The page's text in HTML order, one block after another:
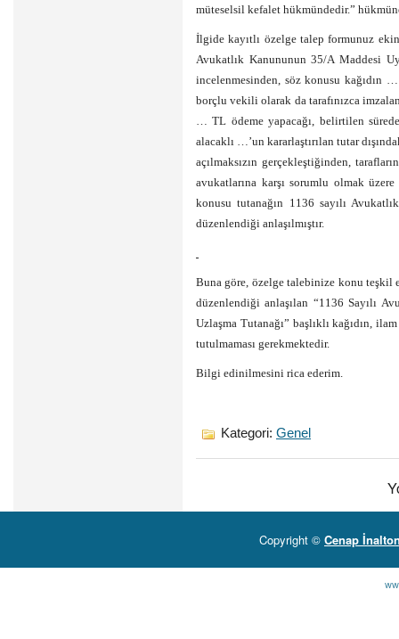
müteselsil kefalet hükmündedir.”
İlgide kayıtlı özelge talep formunuz
Avukatlık Kanununun 35/A Maddesi
incelenmesinden, söz konusu
borçlu vekili olarak da tarafınızca
… TL ödeme yapacağı, belirtilen
alacaklı …’un kararlaştırılan tutar
açılmaksızın gerçekleştiğinden,
avukatlarına karşı sorumlu olmak
konusu tutanağın 1136 sayılı
düzenlendiği anlaşılmıştır.
Buna göre, özelge talebinize konu teşkil
düzenlendiği anlaşılan “1136 Sayılı
Uzlaşma Tutanağı” başlıklı kağıdın,
tutulmaması gerekmektedir.
Bilgi edinilmesini rica ederim.
Kategori: Genel
Copyright © Cenap